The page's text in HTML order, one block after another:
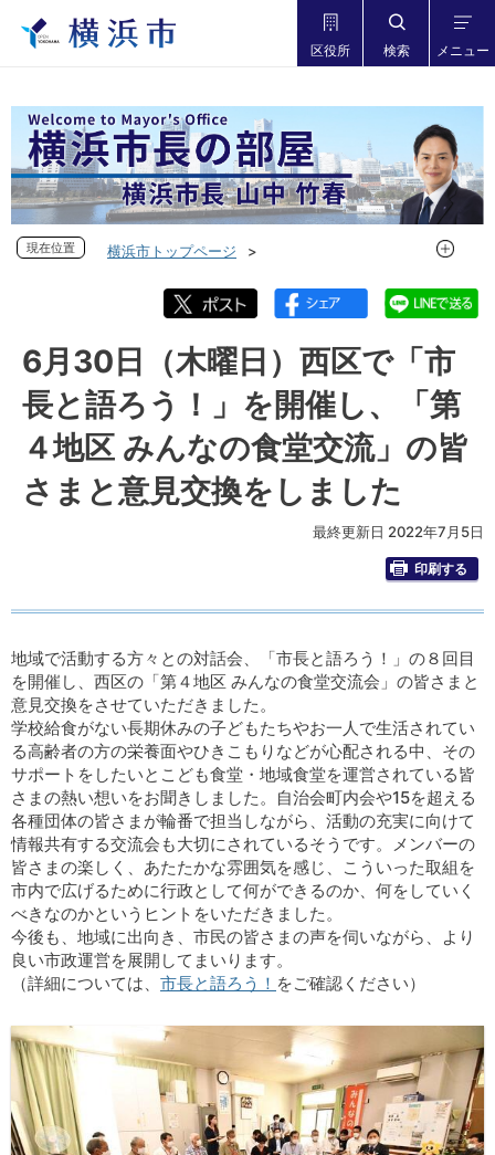
区役所 検索 メニュー
現在位置
横浜市トップページ
フォトダイアリー 2022年度
フォトダイアリー 2022年6月
6月30日（木曜日）西区で「市長と語ろう！」を開催し、「第
４地区 みんなの食堂交流」の皆さまと意見交換をしました
現在位
6月30日（木曜日）西区で「市
長と語ろう！」を開催し、「第
４地区 みんなの食堂交流」の皆
さまと意見交換をしました
最終更新日 2022年7月5日
印刷する
地域で活動する方々との対話会、「市長と語ろう！」の８回目
を開催し、西区の「第４地区 みんなの食堂交流会」の皆さまと
意見交換をさせていただきました。
学校給食がない長期休みの子どもたちやお一人で生活されてい
る高齢者の方の栄養面やひきこもりなどが心配される中、その
サポートをしたいとこども食堂・地域食堂を運営されている皆
さまの熱い想いをお聞きしました。自治会町内会や15を超える
各種団体の皆さまが輪番で担当しながら、活動の充実に向けて
情報共有する交流会も大切にされているそうです。メンバーの
皆さまの楽しく、あたたかな雰囲気を感じ、こういった取組を
市内で広げるために行政として何ができるのか、何をしていく
べきなのかというヒントをいただきました。
今後も、地域に出向き、市民の皆さまの声を伺いながら、より
良い市政運営を展開してまいります。
（詳細については、 市長と語ろう！ をご確認ください）